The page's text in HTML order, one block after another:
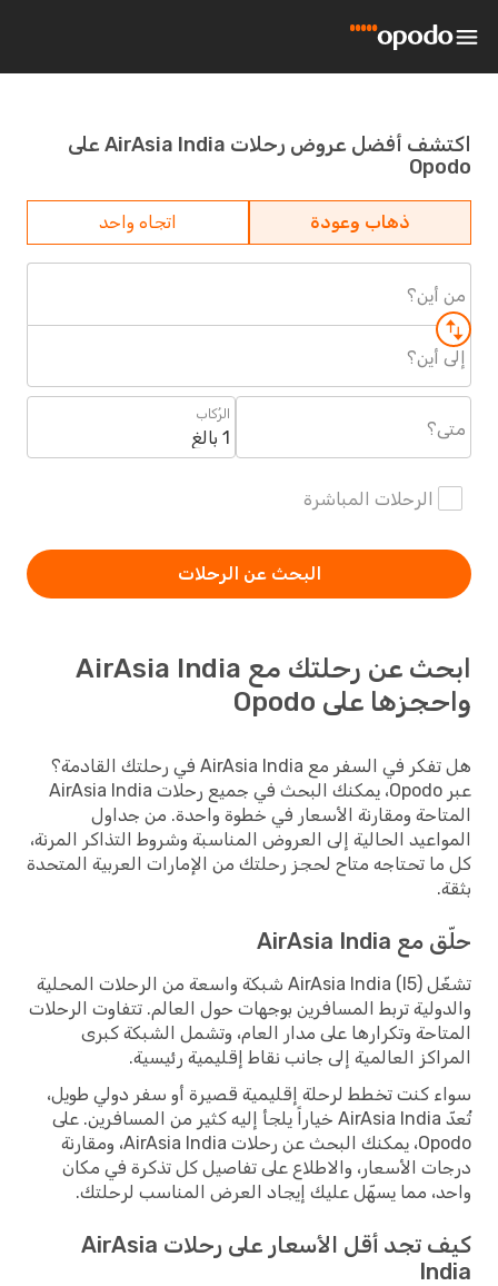
اكتشف أفضل عروض رحلات AirAsia India على
Opodo
ذهاب وعودة اتجاه واحد
من أين؟
إلى أين؟
متى؟
الرُكاب
1 بالغ
الرحلات المباشرة
البحث عن الرحلات
ابحث عن رحلتك مع AirAsia India
واحجزها على Opodo
هل تفكر في السفر مع AirAsia India في رحلتك القادمة؟
عبر Opodo، يمكنك البحث في جميع رحلات AirAsia India
المتاحة ومقارنة الأسعار في خطوة واحدة. من جداول
المواعيد الحالية إلى العروض المناسبة وشروط التذاكر المرنة،
كل ما تحتاجه متاح لحجز رحلتك من الإمارات العربية المتحدة
بثقة.
حلّق مع AirAsia India
تشغّل AirAsia India (I5) شبكة واسعة من الرحلات المحلية
والدولية تربط المسافرين بوجهات حول العالم. تتفاوت الرحلات
المتاحة وتكرارها على مدار العام، وتشمل الشبكة كبرى
المراكز العالمية إلى جانب نقاط إقليمية رئيسية.
سواء كنت تخطط لرحلة إقليمية قصيرة أو سفر دولي طويل،
تُعدّ AirAsia India خياراً يلجأ إليه كثير من المسافرين. على
Opodo، يمكنك البحث عن رحلات AirAsia India، ومقارنة
درجات الأسعار، والاطلاع على تفاصيل كل تذكرة في مكان
واحد، مما يسهّل عليك إيجاد العرض المناسب لرحلتك.
كيف تجد أقل الأسعار على رحلات AirAsia
India